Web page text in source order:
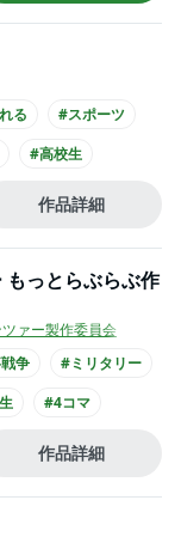
る
#スポーツ
#高校生
作品詳細
もっとらぶらぶ作
ァー製作委員会
争
#ミリタリー
#4コマ
作品詳細